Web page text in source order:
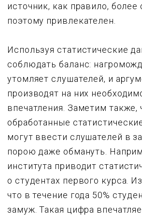
источник, как правило, более
поэтому привлекателен.
Используя статистические
соблюдать баланс:
утомляет слушателей, и
производят на них
впечатления. Заметим также,
обработанные
могут ввести слушателей в
порою даже обмануть.
института приводит
о студентах первого курса.
что в течение года 50%
замуж. Такая цифра